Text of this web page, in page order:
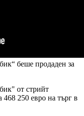
беше продаден за
от стрийт
250 евро на търг в